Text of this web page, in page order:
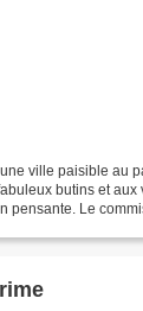
ville paisible au
butins et aux
pensante. Le